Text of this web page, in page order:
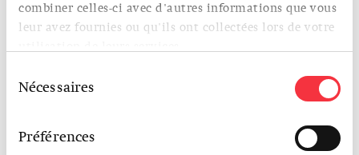
combiner celles-ci avec d'autres informations que vous
leur avez fournies ou qu'ils ont collectées lors de votre
duNécessaires
Préférences
Masterpreis 2022)
Leslie Majer (‹Nobody Is an Island›, SIA Masterpreis 2023)
Marie-Ange Farrell & Manuel Rossi (‹Paris, Transit›, SIA
Ort: Foyer des S AM Schweizerisches Architekturmuseum